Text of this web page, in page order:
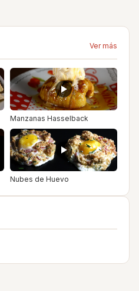
Ver más
Manzanas Hasselback
Nubes de Huevo